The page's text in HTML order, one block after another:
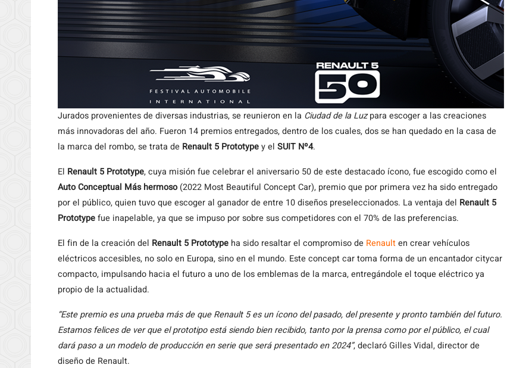
Jurados provenientes de diversas industrias, se reunieron en la Ciudad de la Luzpara escoger a las creaciones
más innovadoras del año. Fueron 14 premios entregados, dentro de los cuales, dos se han quedado en la casa de
la marca del rombo, se trata de Renault 5 Prototypey el SUIT Nº4.
El Renault 5 Prototype, cuya misión fue celebrar el aniversario 50 de este destacado ícono, fue escogido como el
Auto Conceptual Más hermoso(2022 Most Beautiful Concept Car), premio que por primera vez ha sido entregado
por el público, quien tuvo que escoger al ganador de entre 10 diseños preseleccionados. La ventaja del Renault 5
Prototypefue inapelable, ya que se impuso por sobre sus competidores con el 70% de las preferencias.
El fin de la creación del Renault 5 Prototype ha sido resaltar el compromiso de Renaulten crear vehículos
eléctricos accesibles, no solo en Europa, sino en el mundo. Este concept car toma forma de un encantador citycar
compacto, impulsando hacia el futuro a uno de los emblemas de la marca, entregándole el toque eléctrico ya
propio de la actualidad.
“Este premio es una prueba más de que Renault 5 es un ícono del pasado, del presente y pronto también del futuro.
Estamos felices de ver que el prototipo está siendo bien recibido, tanto por la prensa como por el público, el cual
dará paso a un modelo de producción en serie que será presentado en 2024”, declaró Gilles Vidal, director de
diseño de Renault.